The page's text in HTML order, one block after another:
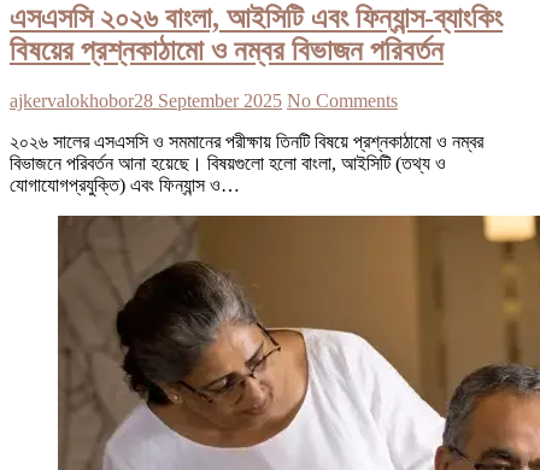
এসএসসি ২০২৬ বাংলা, আইসিটি এবং ফিন্যান্স-ব্যাংকিং
বিষয়ের প্রশ্নকাঠামো ও নম্বর বিভাজন পরিবর্তন
ajkervalokhobor28 September 2025 No Comments
২০২৬ সালের এসএসসি ও সমমানের পরীক্ষায় তিনটি বিষয়ে প্রশ্নকাঠামো ও নম্বর
বিভাজনে পরিবর্তন আনা হয়েছে। বিষয়গুলো হলো বাংলা, আইসিটি (তথ্য ও
যোগাযোগপ্রযুক্তি) এবং ফিন্যান্স ও…